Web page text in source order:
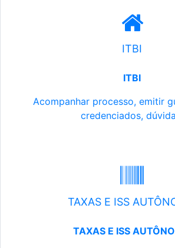
ITBI
ITBI
Acompanhar processo, emitir
credenciados,
TAXAS E ISS
TAXAS E ISS